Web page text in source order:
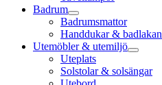
Badrum
Badrumsmattor
Handdukar & badlakan
Utemöbler & utemiljö
Uteplats
Solstolar & solsängar